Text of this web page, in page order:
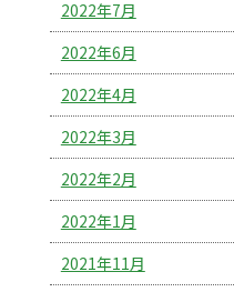
2022年7月
2022年6月
2022年4月
2022年3月
2022年2月
2022年1月
2021年11月